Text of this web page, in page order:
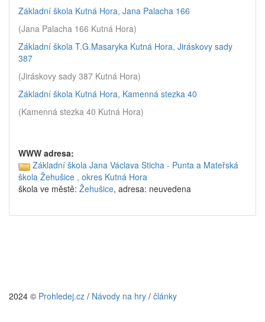
Základní škola Kutná Hora, Jana Palacha 166
(Jana Palacha 166 Kutná Hora)
Základní škola T.G.Masaryka Kutná Hora, Jiráskovy sady
387
(Jiráskovy sady 387 Kutná Hora)
Základní škola Kutná Hora, Kamenná stezka 40
(Kamenná stezka 40 Kutná Hora)
WWW adresa:
Základní škola Jana Václava Sticha - Punta a Mateřská
škola Žehušice , okres Kutná Hora
škola ve městě: Žehušice, adresa: neuvedena
2024 © Prohledej.cz / Návody na hry / články